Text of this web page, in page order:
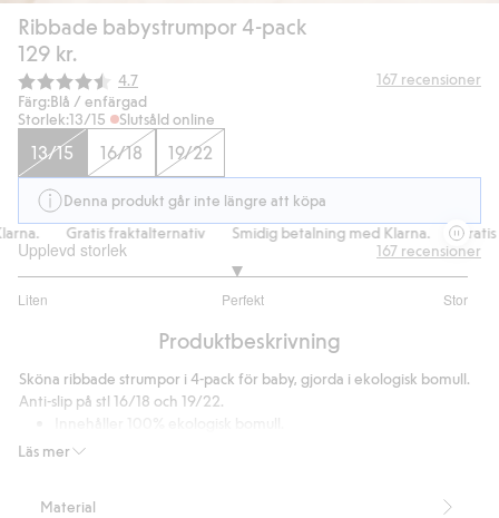
Ribbade babystrumpor 4-pack
129 kr.
Snittbetyg:
4.7 167 recensioner
Färg:Blå / enfärgad
Storlek:13/15 Slutsåld online
13/15 16/18 19/22
Denna produkt går inte längre att köpa
Gratis fraktalternativ Smidig betalning med Klarna. Gratis
Upplevd storlek
Liten Perfekt Stor
utav
125
betyg
167 recensioner
Produktbeskrivning
Läs mer
Sköna ribbade strumpor i 4-pack för baby, gjorda i ekologisk bomull.
Anti-slip på stl 16/18 och 19/22.
Artikelnummer
Material